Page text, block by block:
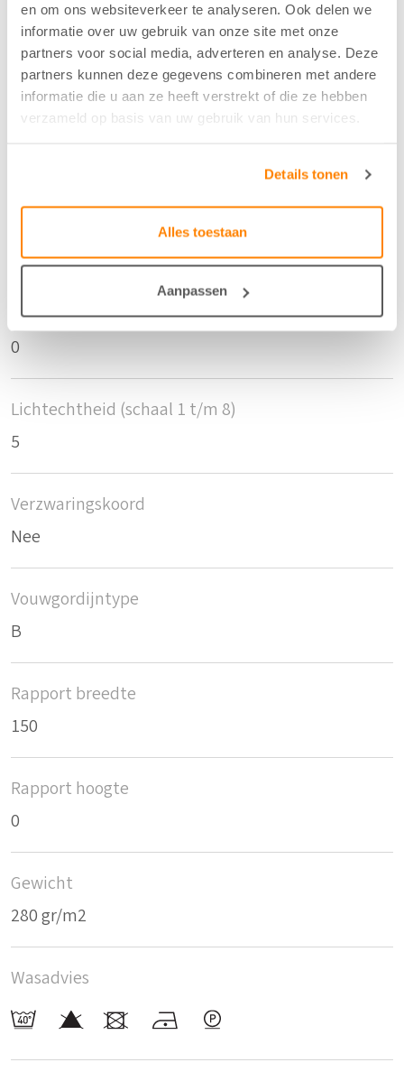
en om ons websiteverkeer te analyseren. Ook delen we
informatie over uw gebruik van onze site met onze
partners voor social media, adverteren en analyse. Deze
partners kunnen deze gegevens combineren met andere
informatie die u aan ze heeft verstrekt of die ze hebben
verzameld op basis van uw gebruik van hun services.
Details tonen
Alles toestaan
Aanpassen
Breedte/hoogte
150 cm
Aantal flesjes per m2
Krimptolerantie hoogte
Krimptolerantie breedte
0
Lichtechtheid (schaal 1 t/m 8)
5
Verzwaringskoord
Nee
Vouwgordijntype
B
Rapport breedte
150
Rapport hoogte
0
Gewicht
280 gr/m2
Wasadvies